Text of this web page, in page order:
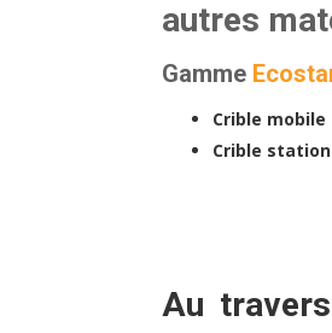
autres
Gamme
Crible mobile
Crible
Au